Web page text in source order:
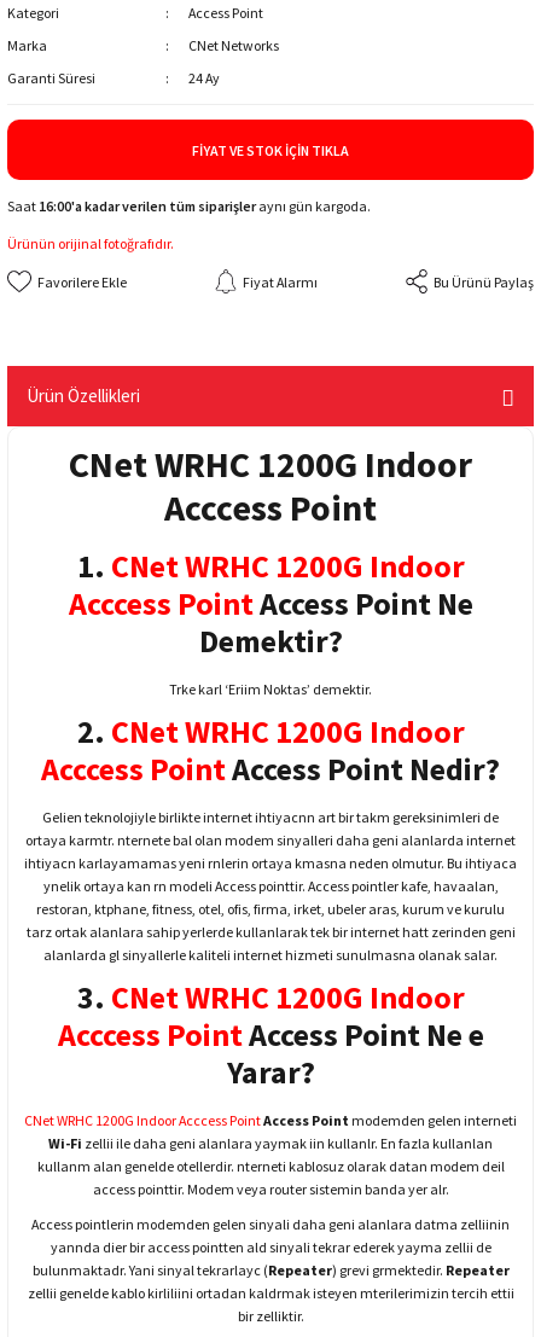
Kategori
Access Point
Marka
CNet Networks
Garanti Süresi
24 Ay
FIYAT VE STOK İÇIN TIKLA
Saat 16:00'a kadar verilen tüm siparişleraynı gün kargoda.
Ürünün orijinal fotoğrafıdır.
Fiyat Alarmı Bu Ürünü Paylaş
Ürün Özellikleri
CNet WRHC 1200G Indoor
Acccess Point
1. CNet WRHC 1200G Indoor
Acccess PointAccess Point Ne
Demektir?
Trke karl ‘Eriim Noktas’ demektir.
2. CNet WRHC 1200G Indoor
Acccess PointAccess Point Nedir?
Gelien teknolojiyle birlikte internet ihtiyacnn art bir takm gereksinimleri de
ortaya karmtr. nternete bal olan modem sinyalleri daha geni alanlarda internet
ihtiyacn karlayamamas yeni rnlerin ortaya kmasna neden olmutur. Bu ihtiyaca
ynelik ortaya kan rn modeli Access pointtir. Access pointler kafe, havaalan,
restoran, ktphane, fitness, otel, ofis, firma, irket, ubeler aras, kurum ve kurulu
tarz ortak alanlara sahip yerlerde kullanlarak tek bir internet hatt zerinden geni
alanlarda gl sinyallerle kaliteli internet hizmeti sunulmasna olanak salar.
3. CNet WRHC 1200G Indoor
Acccess PointAccess Point Ne e
Yarar?
CNet WRHC 1200G Indoor Acccess PointAccess Point modemden gelen interneti
Wi-Fi zellii ile daha geni alanlara yaymak iin kullanlr. En fazla kullanlan
kullanm alan genelde otellerdir. nterneti kablosuz olarak datan modem deil
access pointtir. Modem veya router sistemin banda yer alr.
Access pointlerin modemden gelen sinyali daha geni alanlara datma zelliinin
yannda dier bir access pointten ald sinyali tekrar ederek yayma zellii de
bulunmaktadr. Yani sinyal tekrarlayc (Repeater) grevi grmektedir. Repeater
zellii genelde kablo kirliliini ortadan kaldrmak isteyen mterilerimizin tercih ettii
bir zelliktir.